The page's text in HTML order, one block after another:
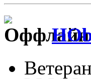
Ветеран